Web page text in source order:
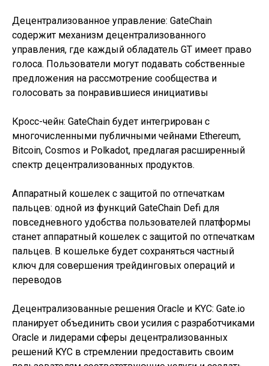
Децентрализованное управление: GateChain
содержит механизм децентрализованного
управления, где каждый обладатель GT имеет право
голоса. Пользователи могут подавать собственные
предложения на рассмотрение сообщества и
голосовать за понравившиеся инициативы
Кросс-чейн: GateChain будет интегрирован с
многочисленными публичными чейнами Ethereum,
Bitcoin, Cosmos и Polkadot, предлагая расширенный
спектр децентрализованных продуктов.
Аппаратный кошелек с защитой по отпечаткам
пальцев: одной из функций GateChain Defi для
повседневного удобства пользователей платформы
станет аппаратный кошелек с защитой по отпечаткам
пальцев. В кошельке будет сохраняться частный
ключ для совершения трейдинговых операций и
переводов
Децентрализованные решения Oracle и KYC: Gate.io
планирует объединить свои усилия с разработчиками
Oracle и лидерами сферы децентрализованных
решений KYC в стремлении предоставить своим